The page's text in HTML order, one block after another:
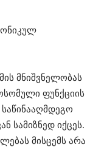
მნიშვნელობას
ფუნქციის
სამიზნედ იქცეს.
მისცემს არა